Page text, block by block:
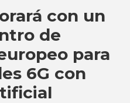
con un
de
para
6G con